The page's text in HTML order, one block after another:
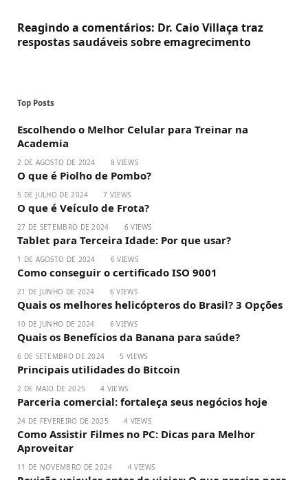
Reagindo a comentários: Dr. Caio Villaça traz
respostas saudáveis sobre emagrecimento
Top Posts
Escolhendo o Melhor Celular para Treinar na
Academia
2 DE AGOSTO DE 2024 8VIEWS
O que é Piolho de Pombo?
5 DE JULHO DE 2024 7VIEWS
O que é Veículo de Frota?
27 DE SETEMBRO DE 2024 6VIEWS
Tablet para Terceira Idade: Por que usar?
1 DE AGOSTO DE 2024 6VIEWS
Como conseguir o certificado ISO 9001
21 DE JUNHO DE 2024 6VIEWS
Quais os melhores helicópteros do Brasil? 3 Opções
10 DE JUNHO DE 2024 6VIEWS
Quais os Benefícios da Banana para saúde?
6 DE SETEMBRO DE 2024 5 VIEWS
Principais utilidades do Bitcoin
2 DE MAIO DE 2025 4 VIEWS
Parceria comercial: fortaleça seus negócios hoje
24 DE FEVEREIRO DE 2025 4 VIEWS
Como Assistir Filmes no PC: Dicas para Melhor
Aproveitar
11 DE NOVEMBRO DE 2024 4VIEWS